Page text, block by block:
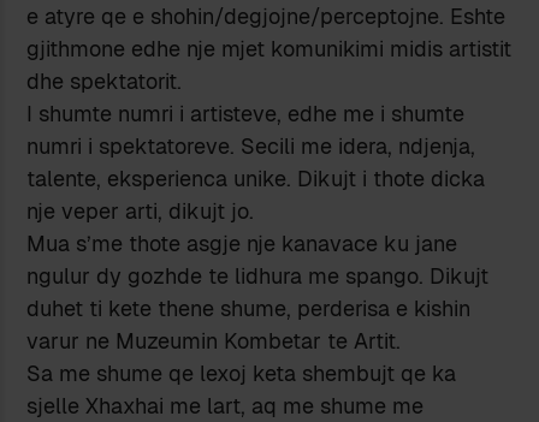
e atyre qe e shohin/degjojne/perceptojne. Eshte
gjithmone edhe nje mjet komunikimi midis artistit
dhe spektatorit.
I shumte numri i artisteve, edhe me i shumte
numri i spektatoreve. Secili me idera, ndjenja,
talente, eksperienca unike. Dikujt i thote dicka
nje veper arti, dikujt jo.
Mua s’me thote asgje nje kanavace ku jane
ngulur dy gozhde te lidhura me spango. Dikujt
duhet ti kete thene shume, perderisa e kishin
varur ne Muzeumin Kombetar te Artit.
Sa me shume qe lexoj keta shembujt qe ka
sjelle Xhaxhai me lart, aq me shume me